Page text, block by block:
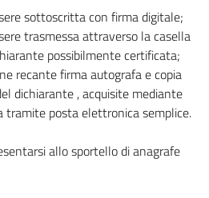
sottoscritta con firma digitale;
trasmessa attraverso la casella
possibilmente certificata;
recante firma autografa e copia
dichiarante , acquisite mediante
tramite posta elettronica semplice.
allo sportello di anagrafe